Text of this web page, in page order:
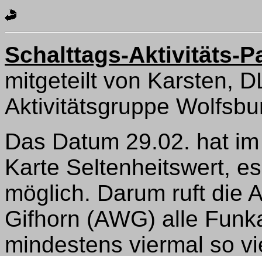
Schalttags-Aktivitäts-
mitgeteilt von Karsten,
Aktivitätsgruppe
Das Datum 29.02. hat
Karte Seltenheitswert,
möglich. Darum ruft die
Gifhorn (AWG) alle
mindestens viermal so